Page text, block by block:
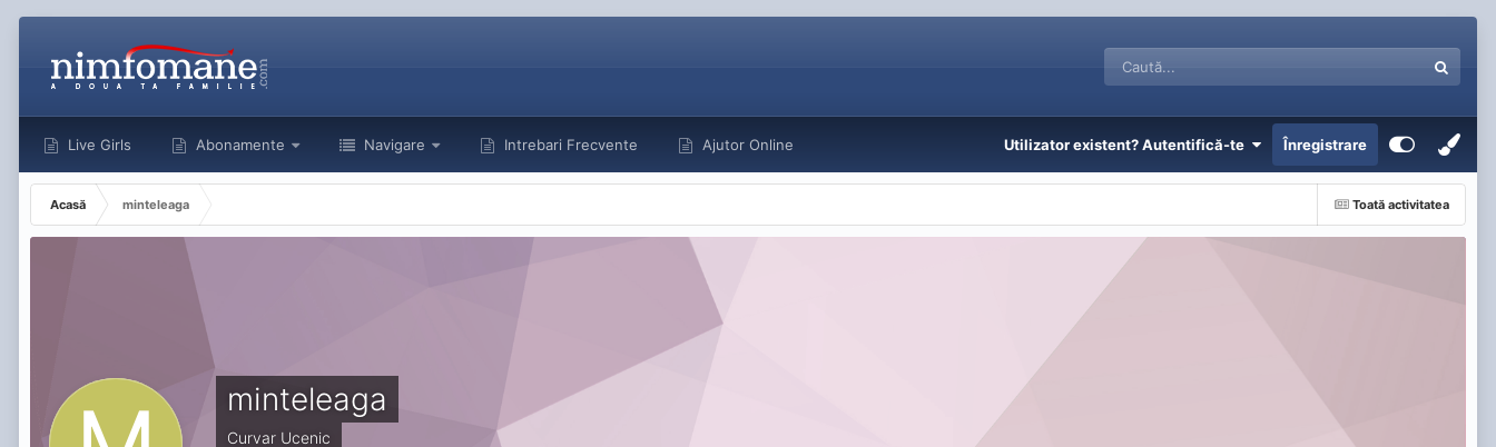
Live Girls Abonamente Navigare Intrebari Frecvente Ajutor Online Utilizator existent? Autentifică-te Înregistrare
Toată activitatea
Acasă minteleaga
minteleaga
Curvar Ucenic